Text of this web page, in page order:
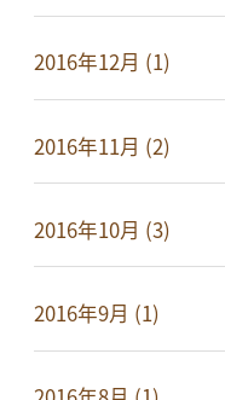
2016年12月 (1)
2016年11月 (2)
2016年10月 (3)
2016年9月 (1)